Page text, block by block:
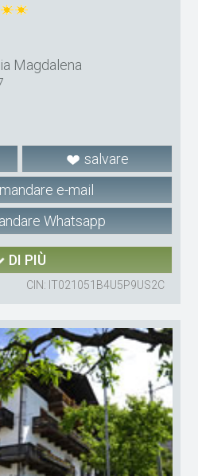
Magdalena
salvare
e-mail
Whatsapp
DI PIÙ
CIN: IT021051B4U5P9US2C